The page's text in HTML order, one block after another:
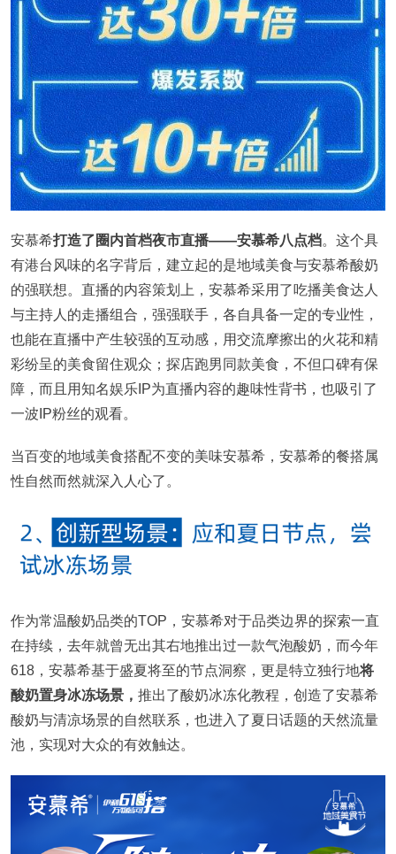
安慕希打造了圈内首档夜市直播——安慕希八点档。这个具
有港台风味的名字背后，建立起的是地域美食与安慕希酸奶
的强联想。直播的内容策划上，安慕希采用了吃播美食达人
与主持人的走播组合，强强联手，各自具备一定的专业性，
也能在直播中产生较强的互动感，用交流摩擦出的火花和精
彩纷呈的美食留住观众；探店跑男同款美食，不但口碑有保
障，而且用知名娱乐IP为直播内容的趣味性背书，也吸引了
一波IP粉丝的观看。
当百变的地域美食搭配不变的美味安慕希，安慕希的餐搭属
性自然而然就深入人心了。
作为常温酸奶品类的TOP，安慕希对于品类边界的探索一直
在持续，去年就曾无出其右地推出过一款气泡酸奶，而今年
618，安慕希基于盛夏将至的节点洞察，更是特立独行地将
酸奶置身冰冻场景， 推出了酸奶冰冻化教程，创造了安慕希
酸奶与清凉场景的自然联系，也进入了夏日话题的天然流量
池，实现对大众的有效触达。